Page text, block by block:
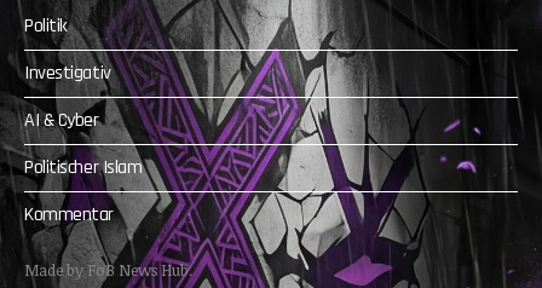
Politik
Investigativ
AI & Cyber
Politischer Islam
Kommentar
Made by FoB News Hub.